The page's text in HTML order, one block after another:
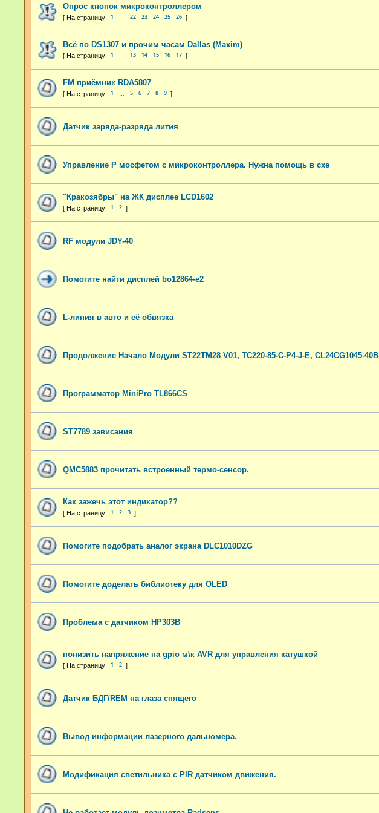
Опрос кнопок микроконтроллером
1 22 23 24 25 26
Всё по DS1307 и прочим часам Dallas (Maxim)
1 13 14 15 16 17
FM приёмник RDA5807
1 5 6 7 8 9
Датчик заряда-разряда лития
Управление P мосфетом с микроконтроллера. Нужна помощь в схе
"Кракозябры" на ЖК дисплее LCD1602
1 2
RF модули JDY-40
Помогите найти дисплей bo12864-e2
L-линия в авто и её обвязка
Продолжение Начало Модули ST22TM28 V01, TC220-85-C-P4-J-E, CL24CG1045-40B
Программатор MiniPro TL866CS
ST7789 зависания
QMC5883 прочитать встроенный термо-сенсор.
Как зажечь этот индикатор??
1 2 3
Помогите подобрать аналог экрана DLC1010DZG
Помогите доделать библиотеку для OLED
Проблема с датчиком HP303B
понизить напряжение на gpio м\к AVR для управления катушкой
1 2
Датчик БДГ/REM на глаза спящего
Вывод информации лазерного дальномера.
Модификация светильника с PIR датчиком движения.